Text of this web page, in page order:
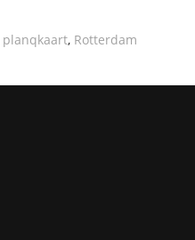
planqkaart, Rotterdam